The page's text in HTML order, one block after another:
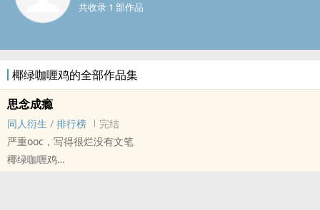
共收录 1 部作品
椰绿咖喱鸡的全部作品集
思念成瘾
‎‌同‎‌‍人‍‌衍生 / 排行榜
完结
严重ooc，写得很烂没有文笔
椰绿咖喱鸡